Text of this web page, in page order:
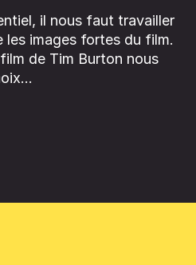
il nous faut travailler
images fortes du film.
de Tim Burton nous